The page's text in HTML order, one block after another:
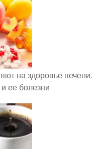
на здоровье печени.
ее болезни